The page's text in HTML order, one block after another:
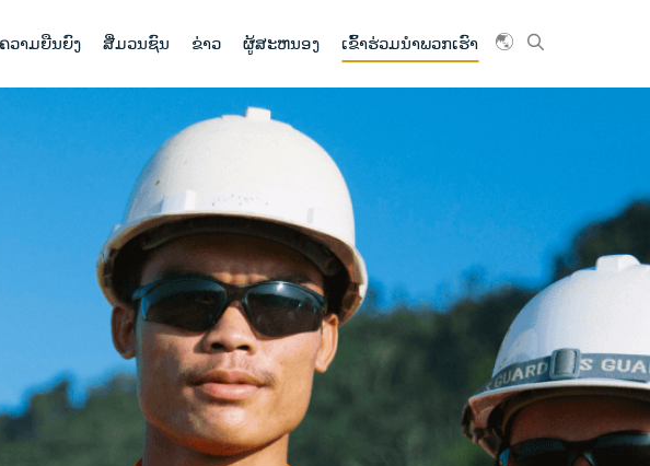
ຄວາມຍືນຍົງ ສື່ມວນຊົນ ຂ່າວ ຜູ້ສະຫນອງ ເຂົ້າ​ຮ່ວມ​ນໍາ​ພວກ​ເຮົາ